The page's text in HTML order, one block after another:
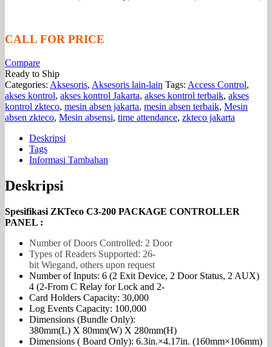
CALL FOR PRICE
Compare
Ready to Ship
Categories: Aksesoris, Aksesoris lain-lain Tags: Access Control,
akses kontrol, akses kontrol Jakarta, akses kontrol terbaik, akses
kontrol zkteco, mesin absen jakarta, mesin absen terbaik, Mesin
absen zkteco, Mesin absensi, time attendance, zkteco jakarta
Deskripsi
Tags
Informasi Tambahan
Deskripsi
Spesifikasi ZKTeco C3-200 PACKAGE CONTROLLER
PANEL :
Number of Doors Controlled: 2 Door
Types of Readers Supported: 26-
bit Wiegand, others upon request
Number of Inputs: 6 (2 Exit Device, 2 Door Status, 2 AUX)
4 (2-From C Relay for Lock and 2-
Card Holders Capacity: 30,000
Log Events Capacity: 100,000
Dimensions (Bundle Only):
380mm(L) X 80mm(W) X 280mm(H)
Dimensions ( Board Only): 6.3in.×4.17in. (160mm×106mm)